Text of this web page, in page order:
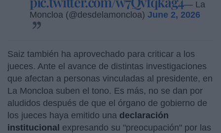
— La
Moncloa (@desdelamoncloa) June 2, 2026
Saiz también ha aprovechado para criticar a los
jueces. Ante el avance de distintas investigaciones
que afectan a personas vinculadas al presidente, en
La Moncloa suben el tono. Es más, no se dan por
aludidos después de que el órgano de gobierno de
los jueces haya emitido una declaración
institucional expresando su "preocupación" por las